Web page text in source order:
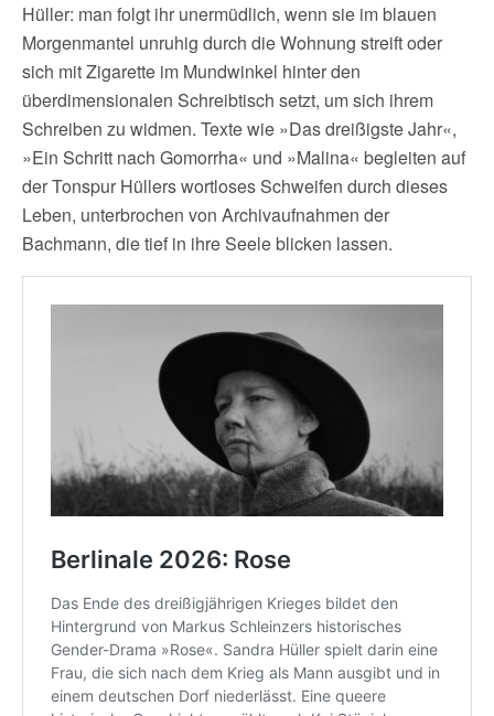
Hüller: man folgt ihr unermüdlich, wenn sie im blauen
Morgenmantel unruhig durch die Wohnung streift oder
sich mit Zigarette im Mundwinkel hinter den
überdimensionalen Schreibtisch setzt, um sich ihrem
Schreiben zu widmen. Texte wie »Das dreißigste Jahr«,
»Ein Schritt nach Gomorrha« und »Malina« begleiten auf
der Tonspur Hüllers wortloses Schweifen durch dieses
Leben, unterbrochen von Archivaufnahmen der
Bachmann, die tief in ihre Seele blicken lassen.